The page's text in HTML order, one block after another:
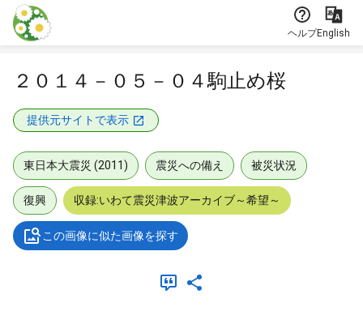
本文に飛ぶ
ヘルプEnglish
２０１４－０５－０４駒止め桜
提供元サイトで表示
東日本大震災 (2011) 震災への備え 被災状況
復興 収録:いわて震災津波アーカイブ～希望～
この画像に似た画像を探す